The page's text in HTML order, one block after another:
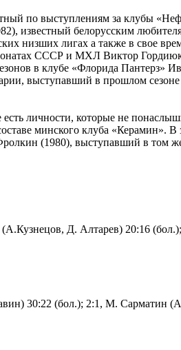
по выступлениям за клубы
известный белорусским
низших лигах а также в свое
СССР и МХЛ Виктор
в клубе «Флорида Пантерз»
выступавший в прошлом
личности, которые не
минского клуба
(1980), выступавший в том
Д. Алтарев) 20:16
30:22 (бол.); 2:1, М. Сарматин